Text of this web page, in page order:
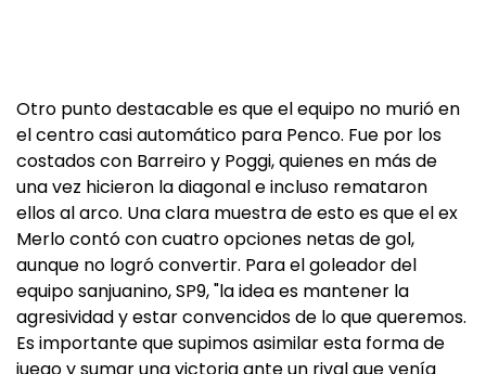
Otro punto destacable es que el equipo no murió en
el centro casi automático para Penco. Fue por los
costados con Barreiro y Poggi, quienes en más de
una vez hicieron la diagonal e incluso remataron
ellos al arco. Una clara muestra de esto es que el ex
Merlo contó con cuatro opciones netas de gol,
aunque no logró convertir. Para el goleador del
equipo sanjuanino, SP9, "la idea es mantener la
agresividad y estar convencidos de lo que queremos.
Es importante que supimos asimilar esta forma de